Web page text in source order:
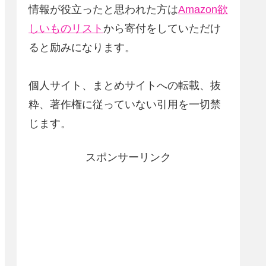
情報が役立ったと思われた方はAmazon欲
しいものリスト から寄付をしていただけ
ると励みになります。
個人サイト、まとめサイトへの転載、抜
粋、著作権に従っていない引用を一切禁
じます。
スポンサーリンク